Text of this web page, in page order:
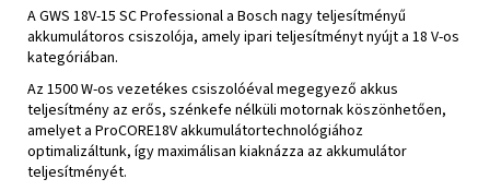
A GWS 18V-15 SC Professional a Bosch nagy teljesítményű
akkumulátoros csiszolója, amely ipari teljesítményt nyújt a 18 V-os
kategóriában.
Az 1500 W-os vezetékes csiszolóéval megegyező akkus
teljesítmény az erős, szénkefe nélküli motornak köszönhetően,
amelyet a ProCORE18V akkumulátortechnológiához
optimalizáltunk, így maximálisan kiaknázza az akkumulátor
teljesítményét.